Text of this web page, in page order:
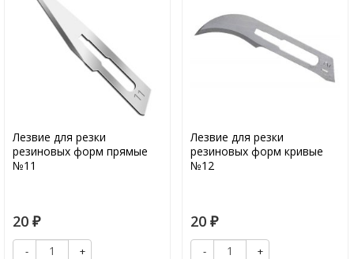
Лезвие для резки
резиновых форм прямые
№11
20 ₽
-
+
Лезвие для резки
резиновых форм кривые
№12
20 ₽
-
+